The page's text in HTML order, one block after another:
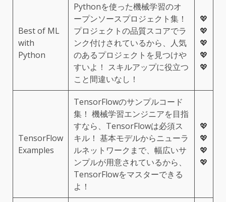
Best of ML
with
Python
Pythonを使った機械学習のオ
ープンソースプロジェクト集！
プロジェクトの品質スコアでラ
ンク付けされているから、人気
のあるプロジェクトを見つけや
すいよ！ スキルアップに役立つ
こと間違いなし！
💖
💖
💖
💖
💖
TensorFlow
Examples
TensorFlowのサンプルコード
集！ 機械学習エンジニアを目指
すなら、TensorFlowは必須ス
キル！ 基本モデルからニューラ
ルネットワークまで、幅広いサ
ンプルが用意されているから、
TensorFlowをマスターできる
よ！
💖
💖
💖
💖